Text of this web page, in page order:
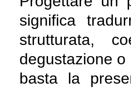
significa
strutturata,
degustazione o
basta la